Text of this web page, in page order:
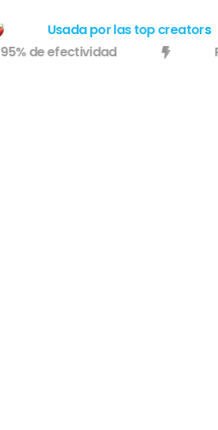
Usada por las top creators
95% de efectividad